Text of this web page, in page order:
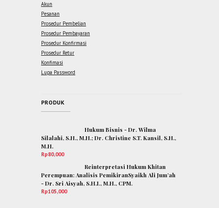
Akun
Pesanan
Prosedur Pembelian
Prosedur Pembayaran
Prosedur Konfirmasi
Prosedur Retur
Konfimasi
Lupa Password
PRODUK
Hukum Bisnis - Dr. Wilma
Silalahi, S.H., M.H.; Dr. Christine S.T. Kansil, S.H.,
M.H.
Rp80,000
Reinterpretasi Hukum Khitan
Perempuan: Analisis PemikiranSyaikh Ali Jum’ah
- Dr. Sri Aisyah, S.H.I., M.H., CPM.
Rp105,000